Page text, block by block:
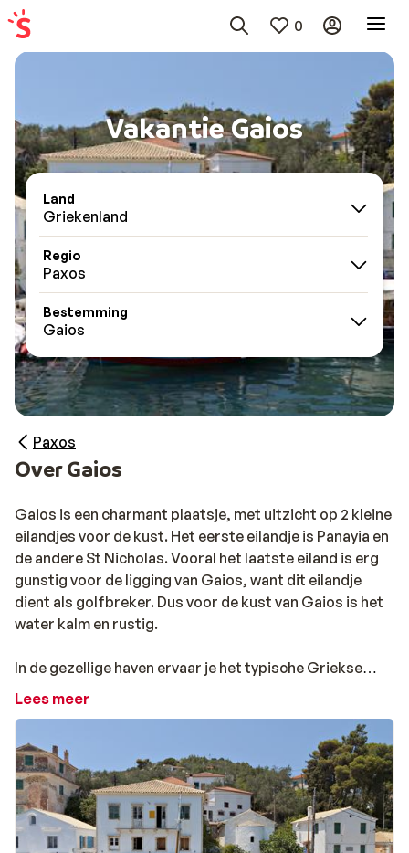
0
Vakantie Gaios
Land
Griekenland
Regio
Paxos
Bestemming
Gaios
Paxos
Over Gaios
Gaios is een charmant plaatsje, met uitzicht op 2 kleine
eilandjes voor de kust. Het eerste eilandje is Panayia en
de andere St Nicholas. Vooral het laatste eiland is erg
gunstig voor de ligging van Gaios, want dit eilandje
dient als golfbreker. Dus voor de kust van Gaios is het
water kalm en rustig.
In de gezellige haven ervaar je het typische Griekse
leven. Verder is Gaios een zeer sfeervol plaatsje, vol
overal de leuke barretjes en restaurantjes bezoeken,
want het aanbod is hier zeer groot. Ook leuk is dat het
leven hier allemaal net iets relaxer lijkt te gaan en ze
nog echt de tijd voor je nemen. Een goed moment om
helemaal ontspannen te kunnen proosten op het begin
van een heerlijke vakantie.
Lees meer